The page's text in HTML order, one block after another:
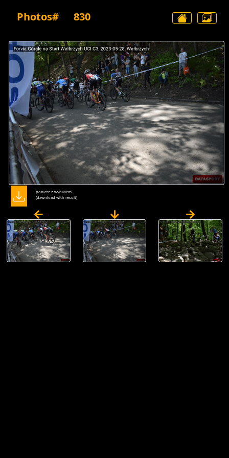
Photos# 830
pobierz z wynikiem
(dawnload with result)